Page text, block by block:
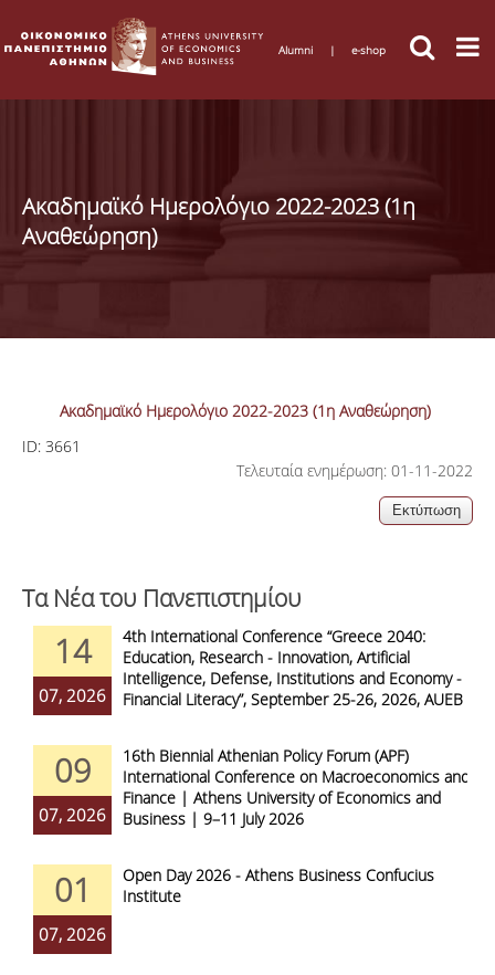
Alumni | e-shop
Ακαδημαϊκό Ημερολόγιο 2022-2023 (1η
Αναθεώρηση)
Ακαδημαϊκό Ημερολόγιο 2022-2023 (1η Αναθεώρηση)
ID: 3661
Τελευταία ενημέρωση: 01-11-2022
Τα Νέα του Πανεπιστημίου
14
07, 2026
4th International Conference “Greece 2040:
Education, Research - Innovation, Artificial
Intelligence, Defense, Institutions and Economy -
Financial Literacy”, September 25-26, 2026, AUEB
09
07, 2026
16th Biennial Athenian Policy Forum (APF)
International Conference on Macroeconomics and
Finance | Athens University of Economics and
Business | 9–11 July 2026
01
07, 2026
Open Day 2026 - Athens Business Confucius
Institute